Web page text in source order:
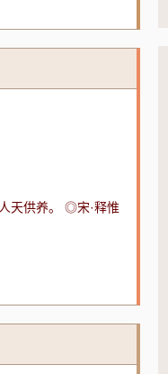
天供养。 ◎宋·释惟